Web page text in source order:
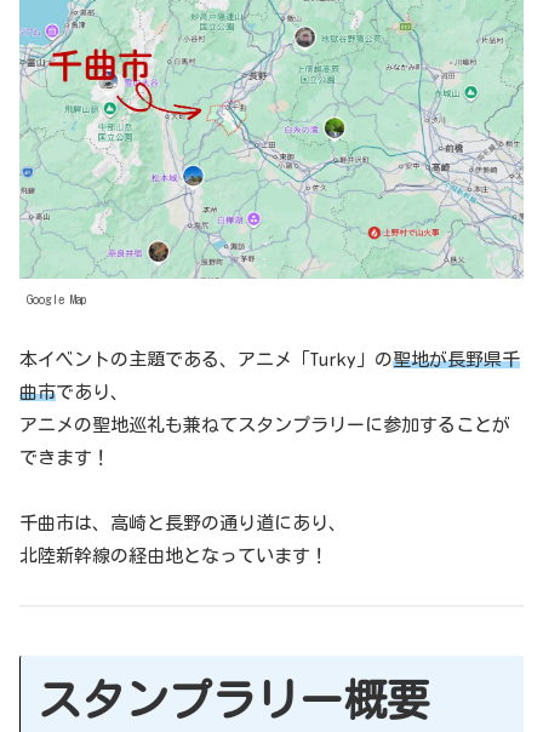
Google Map
本イベントの主題である、アニメ「Turky」の聖地が長野県千
曲市であり、
アニメの聖地巡礼も兼ねてスタンプラリーに参加することが
できます！
千曲市は、高崎と長野の通り道にあり、
北陸新幹線の経由地となっています！
スタンプラリー概要